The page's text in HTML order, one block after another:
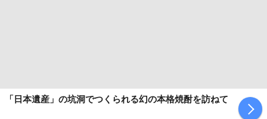
さい）
での情報となります。
「日本遺産」の坑洞でつくられる幻の本格焼酎を訪ねて